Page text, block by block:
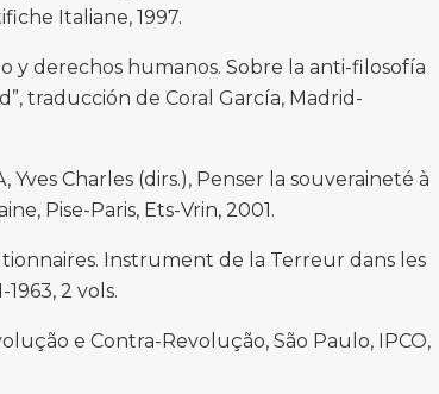
Italiane, 1997.
y derechos humanos. Sobre la anti-filosofía
traducción de Coral García, Madrid-
Yves Charles (dirs.), Penser la souveraineté à
Pise-Paris, Ets-Vrin, 2001.
Instrument de la Terreur dans les
2 vols.
e Contra-Revolução, São Paulo, IPCO,